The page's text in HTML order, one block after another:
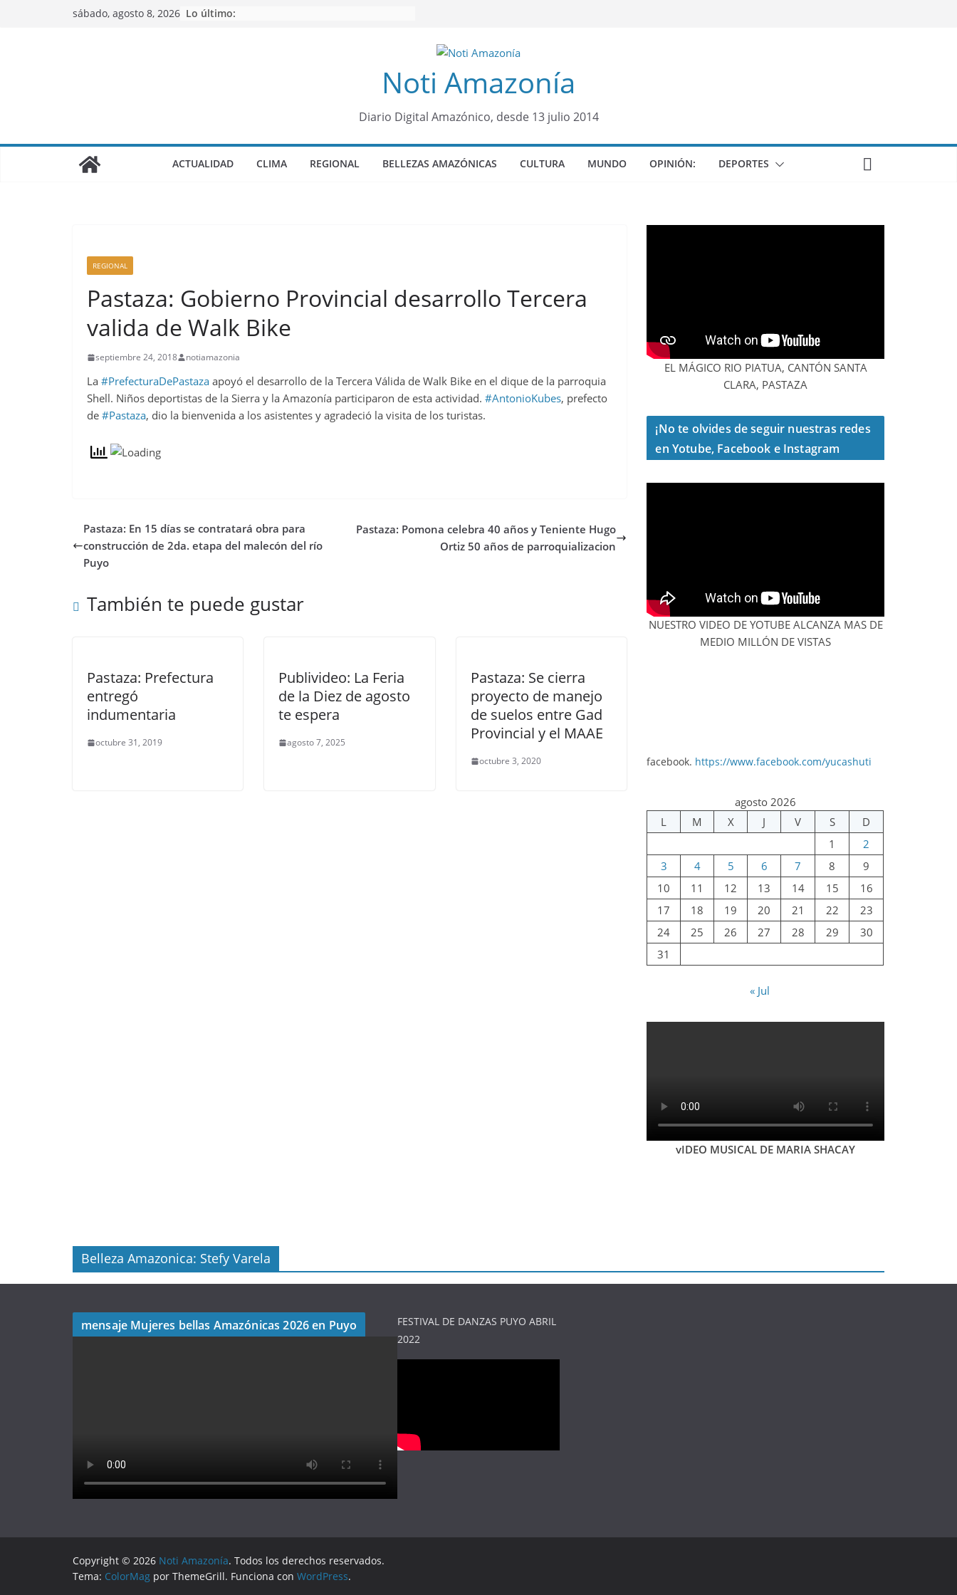
sábado, agosto 8, 2026 Lo último:
Noti Amazonía
Diario Digital Amazónico, desde 13 julio 2014
ACTUALIDAD CLIMA REGIONAL BELLEZAS AMAZÓNICAS CULTURA MUNDO OPINIÓN: DEPORTES
REGIONAL
Pastaza: Gobierno Provincial desarrollo Tercera
valida de Walk Bike
septiembre 24, 2018 notiamazonia
La #PrefecturaDePastaza apoyó el desarrollo de la Tercera Válida de Walk Bike en el dique de la parroquia
Shell. Niños deportistas de la Sierra y la Amazonía participaron de esta actividad. #AntonioKubes, prefecto
de #Pastaza, dio la bienvenida a los asistentes y agradeció la visita de los turistas.
Pastaza: En 15 días se contratará obra para
construcción de 2da. etapa del malecón del río
Puyo
Pastaza: Pomona celebra 40 años y Teniente Hugo
Ortiz 50 años de parroquializacion
También te puede gustar
Pastaza: Prefectura
entregó
indumentaria
octubre 31, 2019
Publivideo: La Feria
de la Diez de agosto
te espera
agosto 7, 2025
Pastaza: Se cierra
proyecto de manejo
de suelos entre Gad
Provincial y el MAAE
octubre 3, 2020
EL MÁGICO RIO PIATUA, CANTÓN SANTA
CLARA, PASTAZA
¡No te olvides de seguir nuestras redes
en Yotube, Facebook e Instagram
NUESTRO VIDEO DE YOTUBE ALCANZA MAS DE
MEDIO MILLÓN DE VISTAS
facebook. https://www.facebook.com/yucashuti
agosto 2026
L
M X J V S
D
1
2
3
4 5 6 7 8
9
10
11 12 13 14 15
16
17
18 19 20 21 22
23
24
25 26 27 28 29
30
31
« Jul
vIDEO MUSICAL DE MARIA SHACAY
Belleza Amazonica: Stefy Varela
mensaje Mujeres bellas Amazónicas 2026 en Puyo
FESTIVAL DE DANZAS PUYO ABRIL
2022
Copyright © 2026 Noti Amazonía. Todos los derechos reservados.
Tema: ColorMag por ThemeGrill. Funciona con WordPress.